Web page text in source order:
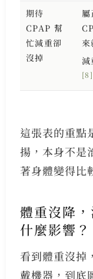
期待
CPAP 幫
忙減重卻
沒掉
屬
減
[8]
這張表的重點
揚，本身不是
著身體變得比
體重沒降
什麼影響？
看到體重沒掉
戴機器，到底